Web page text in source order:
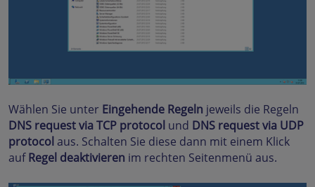
Wählen Sie unter Eingehende Regeln jeweils die Regeln
DNS request via TCP protocol und DNS request via UDP
protocol aus. Schalten Sie diese dann mit einem Klick
aufRegel deaktivieren im rechten Seitenmenü aus.